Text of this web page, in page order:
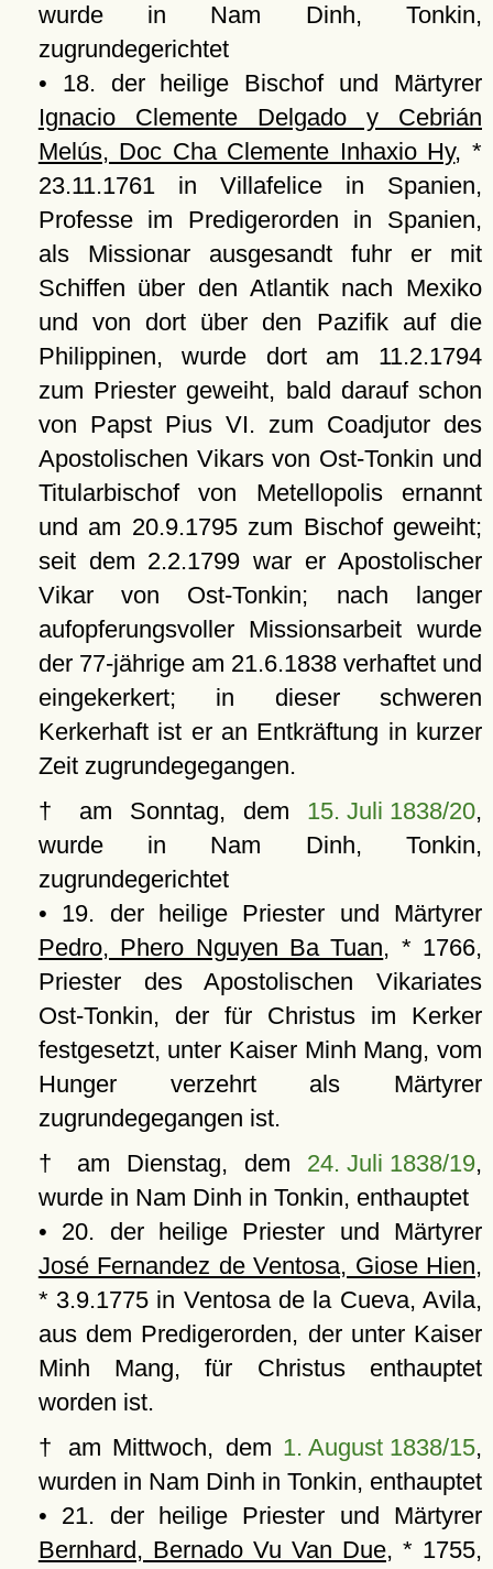
wurde in Nam Dinh, Tonkin,
zugrundegerichtet
• 18. der heilige Bischof und Märtyrer
Ignacio Clemente Delgado y Cebrián
Melús, Doc Cha Clemente Inhaxio Hy, *
23.11.1761 in Villafelice in Spanien,
Professe im Predigerorden in Spanien,
als Missionar ausgesandt fuhr er mit
Schiffen über den Atlantik nach Mexiko
und von dort über den Pazifik auf die
Philippinen, wurde dort am 11.2.1794
zum Priester geweiht, bald darauf schon
von Papst Pius VI. zum Coadjutor des
Apostolischen Vikars von Ost-Tonkin und
Titularbischof von Metellopolis ernannt
und am 20.9.1795 zum Bischof geweiht;
seit dem 2.2.1799 war er Apostolischer
Vikar von Ost-Tonkin; nach langer
aufopferungsvoller Missionsarbeit wurde
der 77-jährige am 21.6.1838 verhaftet und
eingekerkert; in dieser schweren
Kerkerhaft ist er an Entkräftung in kurzer
Zeit zugrundegegangen.
† am Sonntag, dem 15. Juli 1838/20,
wurde in Nam Dinh, Tonkin,
zugrundegerichtet
• 19. der heilige Priester und Märtyrer
Pedro, Phero Nguyen Ba Tuan, * 1766,
Priester des Apostolischen Vikariates
Ost-Tonkin, der für Christus im Kerker
festgesetzt, unter Kaiser Minh Mang, vom
Hunger verzehrt als Märtyrer
zugrundegegangen ist.
† am Dienstag, dem 24. Juli 1838/19,
wurde in Nam Dinh in Tonkin, enthauptet
• 20. der heilige Priester und Märtyrer
José Fernandez de Ventosa, Giose Hien,
* 3.9.1775 in Ventosa de la Cueva, Avila,
aus dem Predigerorden, der unter Kaiser
Minh Mang, für Christus enthauptet
worden ist.
† am Mittwoch, dem 1. August 1838/15,
wurden in Nam Dinh in Tonkin, enthauptet
• 21. der heilige Priester und Märtyrer
Bernhard, Bernado Vu Van Due, * 1755,